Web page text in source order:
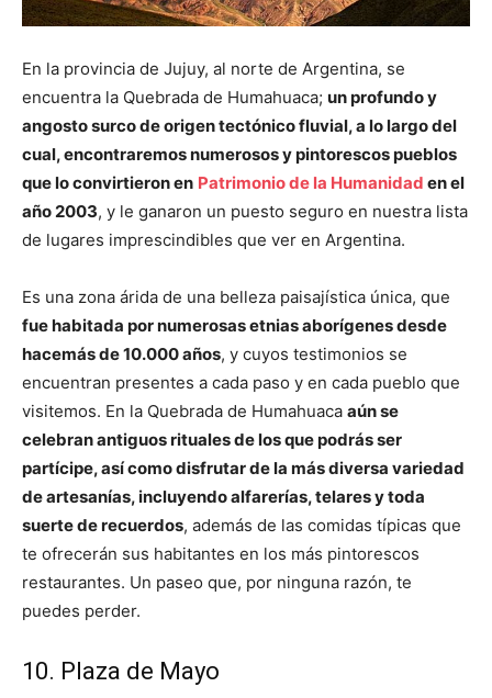
En la provincia de Jujuy, al norte de Argentina, se
encuentra la Quebrada de Humahuaca; un profundo y
angosto surco de origen tectónico fluvial, a lo largo del
cual, encontraremos numerosos y pintorescos pueblos
que lo convirtieron en Patrimonio de la Humanidad en el
año 2003, y le ganaron un puesto seguro en nuestra lista
de lugares imprescindibles que ver en Argentina.
Es una zona árida de una belleza paisajística única, que
fue habitada por numerosas etnias aborígenes desde
hacemás de 10.000 años, y cuyos testimonios se
encuentran presentes a cada paso y en cada pueblo que
visitemos. En la Quebrada de Humahuaca aún se
celebran antiguos rituales de los que podrás ser
partícipe, así como disfrutar de la más diversa variedad
de artesanías, incluyendo alfarerías, telares y toda
suerte de recuerdos, además de las comidas típicas que
te ofrecerán sus habitantes en los más pintorescos
restaurantes. Un paseo que, por ninguna razón, te
puedes perder.
10. Plaza de Mayo